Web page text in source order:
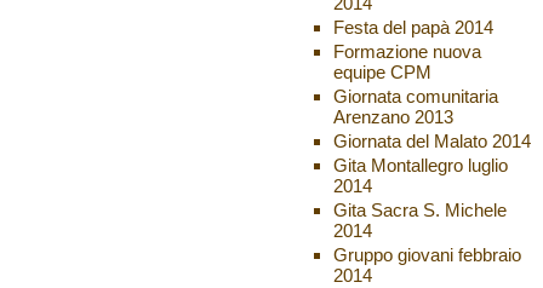
Festa del papà 2014
Formazione nuova
equipe CPM
Giornata comunitaria
Arenzano 2013
Giornata del Malato 2014
Gita Montallegro luglio
2014
Gita Sacra S. Michele
2014
Gruppo giovani febbraio
2014